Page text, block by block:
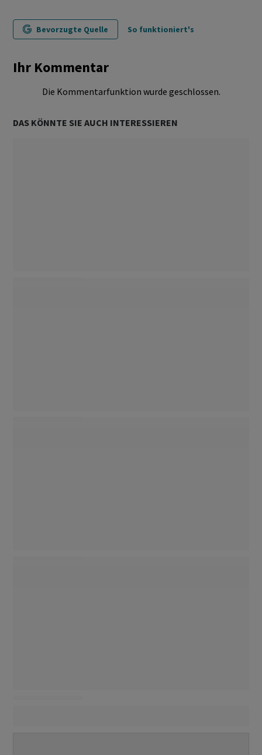
Bevorzugte Quelle So funktioniert's
Ihr Kommentar
Die Kommentarfunktion wurde geschlossen.
DAS KÖNNTE SIE AUCH INTERESSIEREN